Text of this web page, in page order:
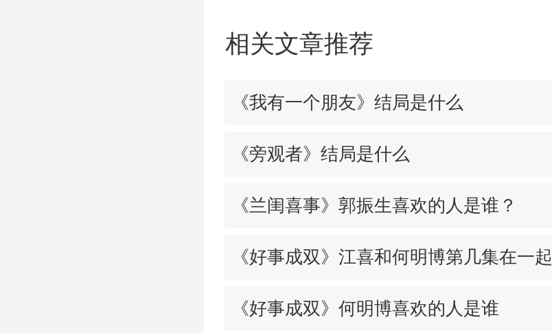
相关文章推荐
《我有一个朋友》结局是什么
《旁观者》结局是什么
《兰闺喜事》郭振生喜欢的人是谁？
《好事成双》江喜和何明博第几集在一起
《好事成双》何明博喜欢的人是谁